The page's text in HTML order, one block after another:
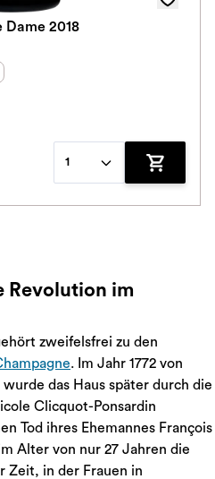
Dame 2018
1
Zum
Revolution im
zweifelsfrei zu den
. Im Jahr 1772 von
das Haus später durch die
Clicquot-Ponsardin
Tod ihres Ehemannes François
Alter von nur 27 Jahren die
Zeit, in der Frauen in